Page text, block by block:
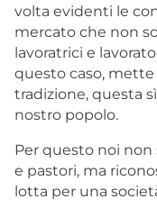
volta evidenti le
mercato che non
lavoratrici e
questo caso, mette
tradizione, questa
nostro popolo.
Per questo noi non
e pastori, ma
lotta per una